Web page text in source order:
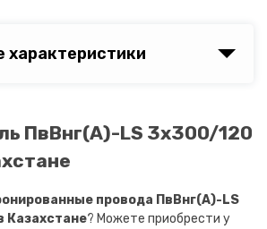
характеристики
ПвВнг(A)-LS 3х300/120
провода ПвВнг(A)-LS
Казахстане? Можете приобрести у